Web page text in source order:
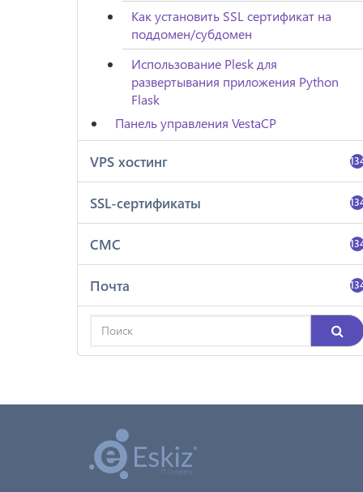
Как установить SSL сертификат на
поддомен/субдомен
Использование Plesk для
развертывания приложения Python
Flask
Панель управления VestaCP
VPS хостинг
SSL-сертификаты
СМС
Почта